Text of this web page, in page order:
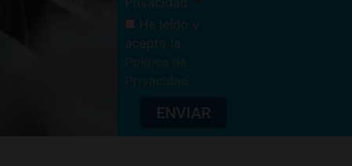
He leído y
acepto la
ENVIAR